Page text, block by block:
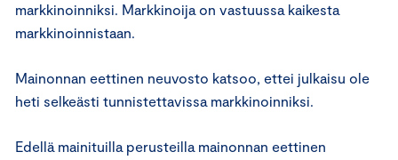
markkinoinniksi. Markkinoija on vastuussa kaikesta
markkinoinnistaan.
Mainonnan eettinen neuvosto katsoo, ettei julkaisu ole
heti selkeästi tunnistettavissa markkinoinniksi.
Edellä mainituilla perusteilla mainonnan eettinen